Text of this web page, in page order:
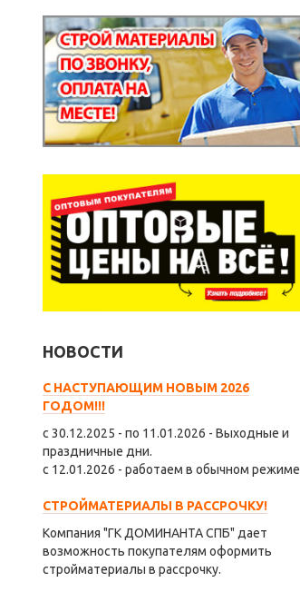
НОВОСТИ
С НАСТУПАЮЩИМ НОВЫМ 2026
ГОДОМ!!!
с 30.12.2025 - по 11.01.2026 - Выходные и
праздничные дни.
с 12.01.2026 - работаем в обычном режиме
СТРОЙМАТЕРИАЛЫ В РАССРОЧКУ!
Компания "ГК ДОМИНАНТА СПБ" дает
возможность покупателям оформить
стройматериалы в рассрочку.